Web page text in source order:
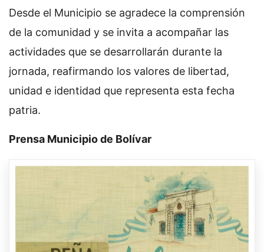
Desde el Municipio se agradece la comprensión
de la comunidad y se invita a acompañar las
actividades que se desarrollarán durante la
jornada, reafirmando los valores de libertad,
unidad e identidad que representa esta fecha
patria.
Prensa Municipio de Bolívar